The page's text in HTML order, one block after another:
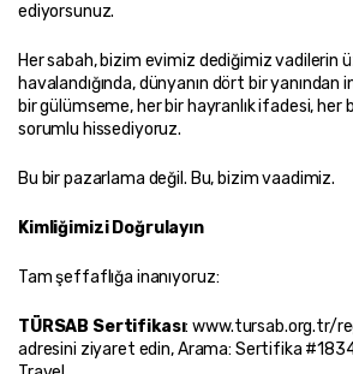
ediyorsunuz.
Her sabah, bizim evimiz dediğimiz vadilerin
havalandığında, dünyanın dört bir yanından
bir gülümseme, her bir hayranlık ifadesi, her
sorumlu hissediyoruz.
Bu bir pazarlama değil. Bu, bizim vaadimiz.
Kimliğimizi Doğrulayın
Tam şeffaflığa inanıyoruz:
TÜRSAB Sertifikası: www.tursab.org.tr/
adresini ziyaret edin, Arama: Sertifika